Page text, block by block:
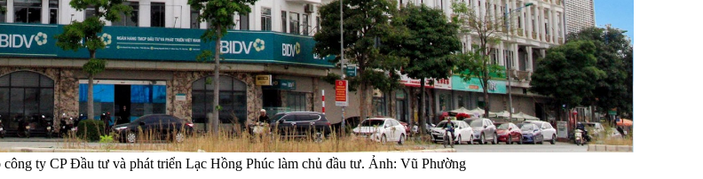
ty CP Đầu tư và phát triển Lạc Hồng Phúc làm chủ đầu tư. Ảnh: Vũ Phường